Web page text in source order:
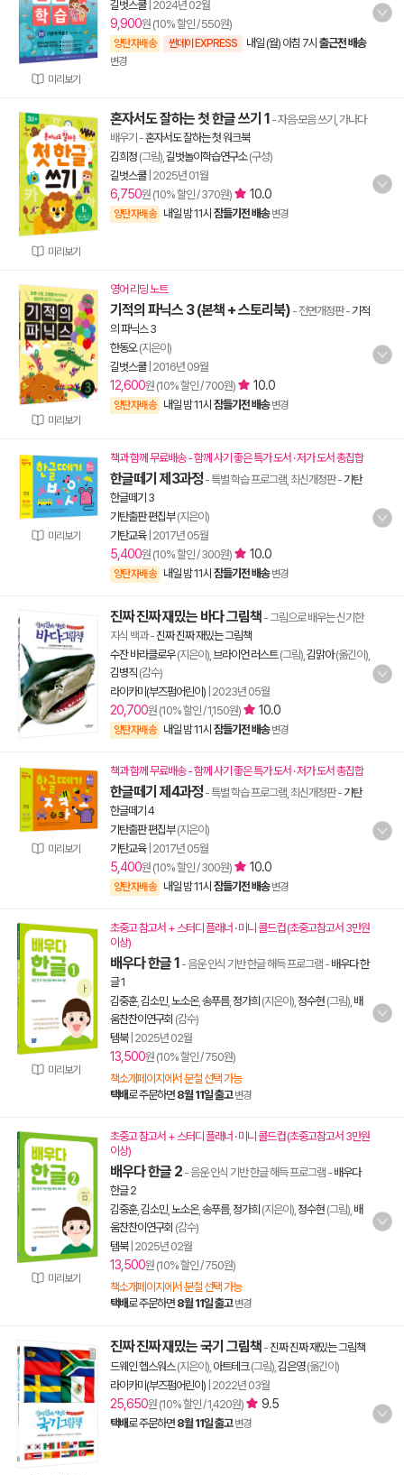
미리보기
길벗스쿨| 2024년 02월
9,900원 (10% 할인 / 550원)
양탄자배송 썬데이 EXPRESS 내일 (월) 아침 7시 출근전 배송
변경
미리보기
혼자서도 잘하는 첫 한글 쓰기 1 - 자음·모음 쓰기, 가나다
배우기 -혼자서도 잘하는 첫 워크북
김희정 (그림), 길벗놀이학습연구소(구성)
길벗스쿨| 2025년 01월
6,750원 (10% 할인 / 370원) 10.0
양탄자배송 내일 밤 11시 잠들기전 배송 변경
미리보기
영어 리딩 노트
기적의 파닉스 3 (본책 + 스토리북) - 전면개정판-기적
의 파닉스 3
한동오(지은이)
길벗스쿨| 2016년 09월
12,600원 (10% 할인 / 700원) 10.0
양탄자배송 내일 밤 11시 잠들기전 배송 변경
미리보기
책과 함께 무료배송 - 함께 사기 좋은 특가 도서 · 저가 도서 총집합
한글떼기 제3과정- 특별 학습 프로그램, 최신개정판-기탄
한글떼기 3
기탄출판 편집부(지은이)
기탄교육| 2017년 05월
5,400원 (10% 할인 / 300원) 10.0
양탄자배송 내일 밤 11시 잠들기전 배송 변경
진짜 진짜 재밌는 바다 그림책 - 그림으로 배우는 신기한
지식 백과- 진짜 진짜 재밌는 그림책
수잔 바라클로우(지은이), 브라이언 러스트(그림), 김맑아(옮긴이),
김병직 (감수)
라이카미(부즈펌어린이) 2023년 05월
20,700원 (10% 할인 / 1,150원) 10.0
양탄자배송 내일 밤 11시 잠들기전 배송 변경
미리보기
책과 함께 무료배송 - 함께 사기 좋은 특가 도서 · 저가 도서 총집합
한글떼기 제4과정- 특별 학습 프로그램, 최신개정판-기탄
한글떼기 4
기탄출판 편집부(지은이)
기탄교육| 2017년 05월
5,400원 (10% 할인 / 300원) 10.0
양탄자배송 내일 밤 11시 잠들기전 배송 변경
미리보기
초중고 참고서 + 스터디 플래너 · 미니 콜드컵 (초중고참고서 3만원
이상)
배우다 한글 1 - 음운 인식 기반 한글 해득 프로그램 - 배우다 한
글 1
김중훈, 김소민, 노소온, 송푸름, 정가희 (지은이), 정수현 (그림), 배
움찬찬이연구회 (감수)
템북| 2025년 02월
13,500원 (10% 할인 / 750원)
책소개페이지에서 분철 선택 가능
택배로 주문하면 8월 11일 출고 변경
미리보기
초중고 참고서 + 스터디 플래너 · 미니 콜드컵 (초중고참고서 3만원
이상)
배우다 한글 2 - 음운 인식 기반 한글 해득 프로그램 - 배우다
한글 2
김중훈, 김소민, 노소온, 송푸름, 정가희 (지은이), 정수현 (그림), 배
움찬찬이연구회 (감수)
템북| 2025년 02월
13,500원 (10% 할인 / 750원)
책소개페이지에서 분철 선택 가능
택배로 주문하면 8월 11일 출고 변경
진짜 진짜 재밌는 국기 그림책 - 진짜 진짜 재밌는 그림책
드웨인 헵스워스(지은이), 아트테크(그림), 김은영(옮긴이)
라이카미(부즈펌어린이) 2022년 03월
25,650원 (10% 할인 / 1,420원) 9.5
택배로 주문하면 8월 11일 출고 변경